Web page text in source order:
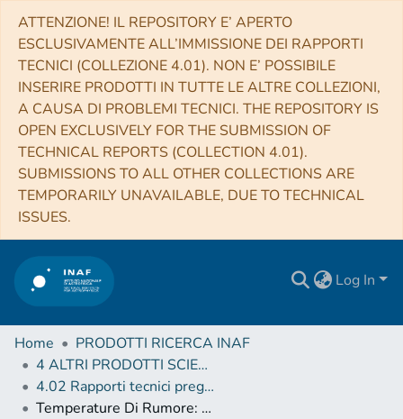
ATTENZIONE! IL REPOSITORY E’ APERTO
ESCLUSIVAMENTE ALL’IMMISSIONE DEI RAPPORTI
TECNICI (COLLEZIONE 4.01). NON E’ POSSIBILE
INSERIRE PRODOTTI IN TUTTE LE ALTRE COLLEZIONI,
A CAUSA DI PROBLEMI TECNICI. THE REPOSITORY IS
OPEN EXCLUSIVELY FOR THE SUBMISSION OF
TECHNICAL REPORTS (COLLECTION 4.01).
SUBMISSIONS TO ALL OTHER COLLECTIONS ARE
TEMPORARILY UNAVAILABLE, DUE TO TECHNICAL
ISSUES.
Log In
Home
PRODOTTI RICERCA INAF
4 ALTRI PRODOTTI SCIENTIFICI (Other scientific products)
4.02 Rapporti tecnici pregressi
Temperature Di Rumore: Definizioni, Equazioni ed Esempi